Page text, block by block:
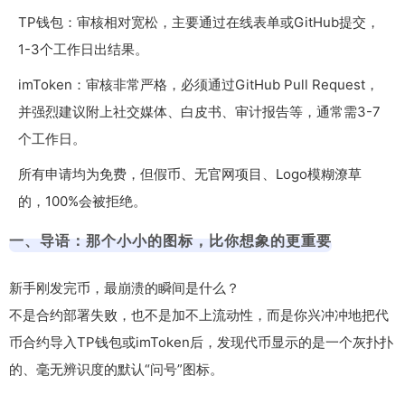
TP钱包：审核相对宽松，主要通过在线表单或GitHub提交，
1-3个工作日出结果。
imToken：审核非常严格，必须通过GitHub Pull Request，
并强烈建议附上社交媒体、白皮书、审计报告等，通常需3-7
个工作日。
所有申请均为免费，但假币、无官网项目、Logo模糊潦草
的，100%会被拒绝。
一、导语：那个小小的图标，比你想象的更重要
新手刚发完币，最崩溃的瞬间是什么？
不是合约部署失败，也不是加不上流动性，而是你兴冲冲地把代
币合约导入TP钱包或imToken后，发现代币显示的是一个灰扑扑
的、毫无辨识度的默认“问号”图标。